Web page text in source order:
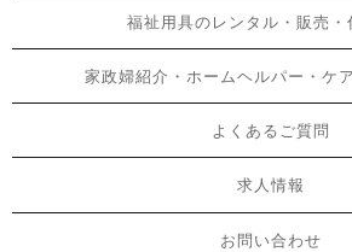
福祉用具のレンタル・販売・
家政婦紹介・ホームヘルパー・ケ
よくあるご質問
求人情報
お問い合わせ